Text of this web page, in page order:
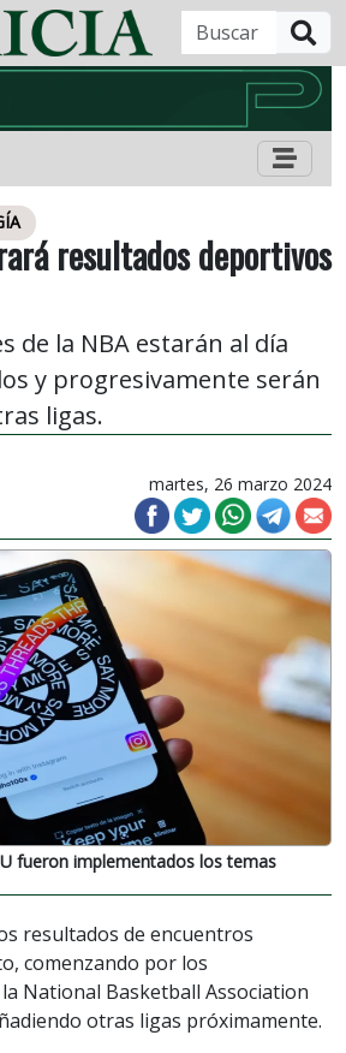
resultados deportivos
de la NBA estarán al día
y progresivamente serán
ligas.
martes, 26 marzo 2024
fueron implementados los temas
resultados de encuentros
comenzando por los
National Basketball Association
otras ligas próximamente.